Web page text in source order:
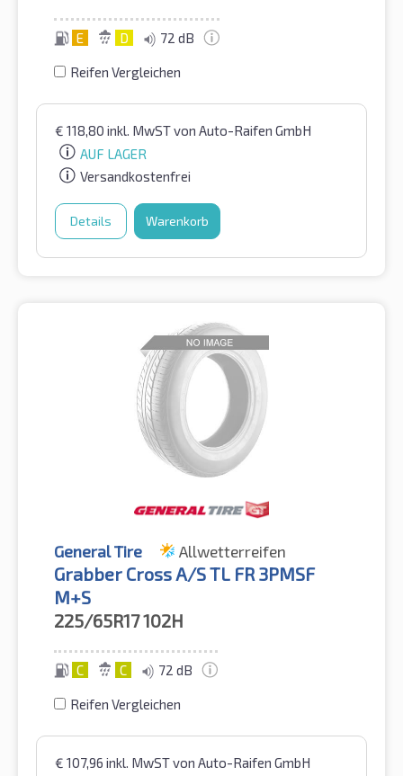
E D 72 dB
Reifen Vergleichen
€ 118,80 inkl. MwSTvon Auto-Raifen GmbH
AUF LAGER
Versandkostenfrei
Details Warenkorb
General Tire Allwetterreifen
Grabber Cross A/S TL FR 3PMSF
M+S
225/65R17102H
C C 72 dB
Reifen Vergleichen
€ 107,96 inkl. MwSTvon Auto-Raifen GmbH